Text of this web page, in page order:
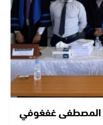
المصطفى غفغوفي